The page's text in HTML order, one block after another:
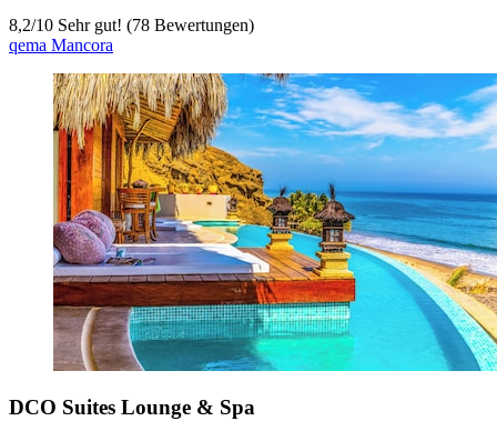
8,2/10 Sehr gut! (78 Bewertungen)
qema Mancora
DCO Suites Lounge & Spa